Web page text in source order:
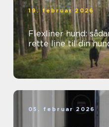
19. februar 2026
Flexliner hund:
rette line til din
05. februar 2026